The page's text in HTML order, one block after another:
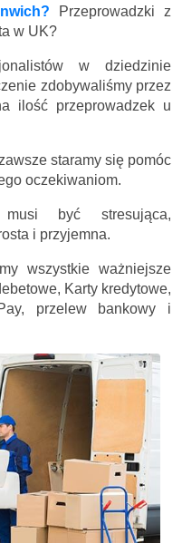
Przeprowadzki z
w UK?
w dziedzinie
zdobywaliśmy przez
ilość przeprowadzek u
staramy się pomóc
oczekiwaniom.
być stresująca,
i przyjemna.
wszystkie ważniejsze
Karty kredytowe,
przelew bankowy i